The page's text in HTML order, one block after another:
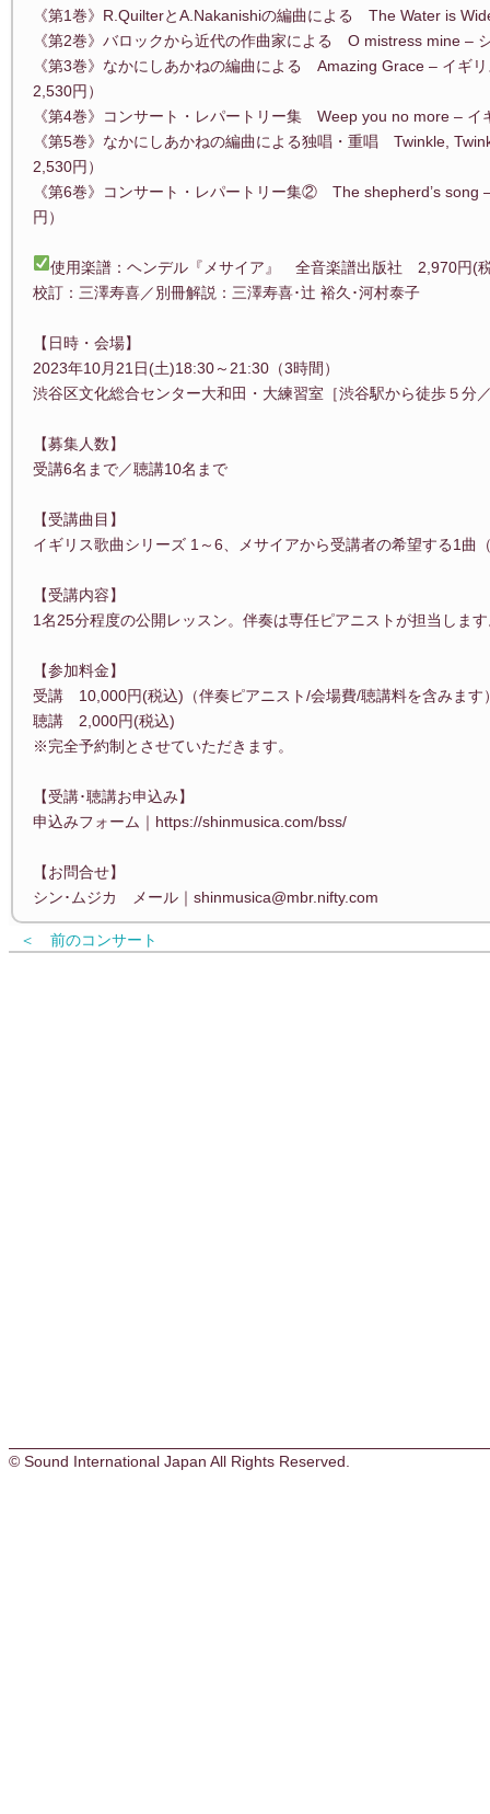
《第1巻》R.QuilterとA.Nakanishiの編曲による The Water is
《第2巻》バロックから近代の作曲家による O mistress mine –
《第3巻》なかにしあかねの編曲による Amazing Grace – イギ
2,530円）
《第4巻》コンサート・レパートリー集 Weep you no more –
《第5巻》なかにしあかねの編曲による独唱・重唱 Twinkle,
2,530円）
《第6巻》コンサート・レパートリー集② The shepherd’s song
円）
使用楽譜：ヘンデル『メサイア』 全音楽譜出版社 2,970円(
校訂：三澤寿喜／別冊解説：三澤寿喜･辻 裕久･河村泰子
【日時・会場】
2023年10月21日(土)18:30～21:30（3時間）
渋谷区文化総合センター大和田・大練習室［渋谷駅から徒歩５分
【募集人数】
受講6名まで／聴講10名まで
【受講曲目】
イギリス歌曲シリーズ 1～6、メサイアから受講者の希望する1曲
【受講内容】
1名25分程度の公開レッスン。伴奏は専任ピアニストが担当しま
【参加料金】
受講 10,000円(税込)（伴奏ピアニスト/会場費/聴講料を含みます
聴講 2,000円(税込)
※完全予約制とさせていただきます。
【受講･聴講お申込み】
申込みフォーム｜https://shinmusica.com/bss/
【お問合せ】
シン･ムジカ メール｜shinmusica@mbr.nifty.com
＜ 前のコンサート
© Sound International Japan All Rights Reserved.